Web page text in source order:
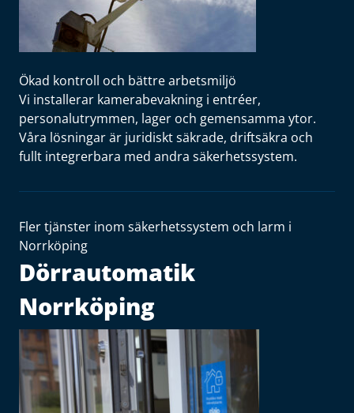
Ökad kontroll och bättre arbetsmiljö
Vi installerar kamerabevakning i entréer,
personalutrymmen, lager och gemensamma ytor.
Våra lösningar är juridiskt säkrade, driftsäkra och
fullt integrerbara med andra säkerhetssystem.
Fler tjänster inom säkerhetssystem och larm i
Norrköping
Dörrautomatik
Norrköping